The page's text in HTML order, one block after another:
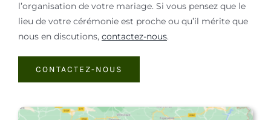
l’organisation de votre mariage. Si vous pensez que le
lieu de votre cérémonie est proche ou qu’il mérite que
nous en discutions, contactez-nous.
CONTACTEZ-NOUS